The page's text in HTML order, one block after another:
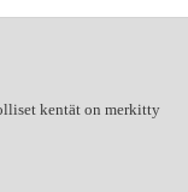
kentät on merkitty